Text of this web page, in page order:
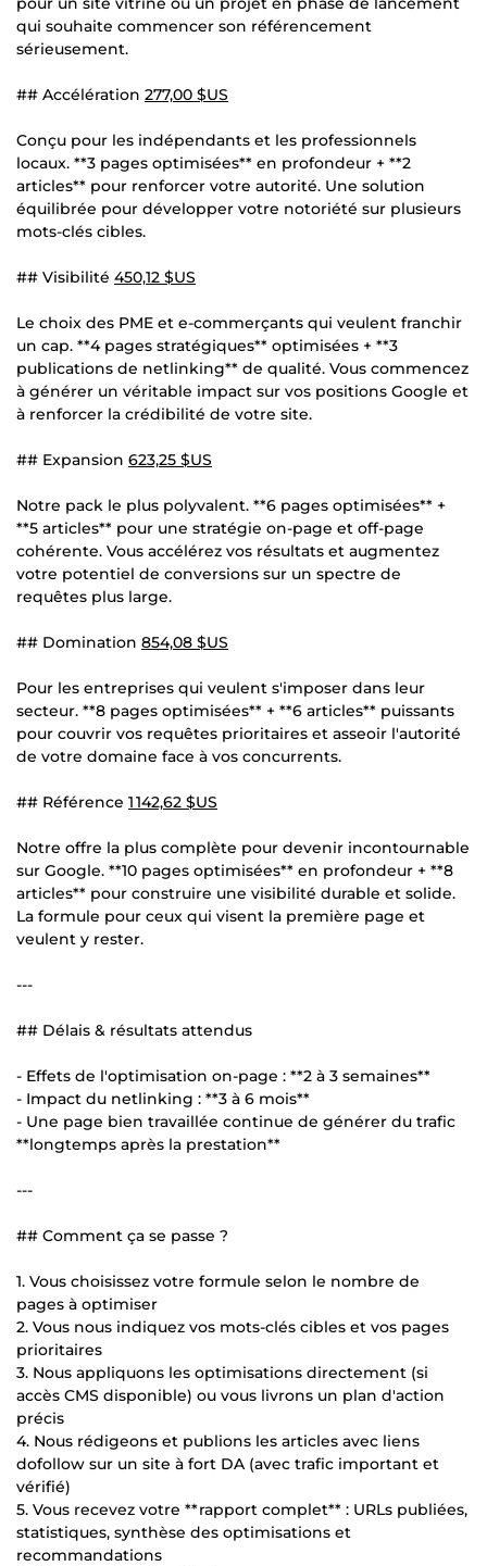
qui souhaite commencer son référencement
sérieusement.
## Accélération 277,00 $US
Conçu pour les indépendants et les professionnels
locaux. **3 pages optimisées** en profondeur + **2
articles** pour renforcer votre autorité. Une solution
équilibrée pour développer votre notoriété sur plusieurs
mots-clés cibles.
## Visibilité 450,12 $US
Le choix des PME et e-commerçants qui veulent franchir
un cap. **4 pages stratégiques** optimisées + **3
publications de netlinking** de qualité. Vous commencez
à générer un véritable impact sur vos positions Google et
à renforcer la crédibilité de votre site.
## Expansion 623,25 $US
Notre pack le plus polyvalent. **6 pages optimisées** +
**5 articles** pour une stratégie on-page et off-page
cohérente. Vous accélérez vos résultats et augmentez
votre potentiel de conversions sur un spectre de
requêtes plus large.
## Domination 854,08 $US
Pour les entreprises qui veulent s'imposer dans leur
secteur. **8 pages optimisées** + **6 articles** puissants
pour couvrir vos requêtes prioritaires et asseoir l'autorité
de votre domaine face à vos concurrents.
## Référence 1 142,62 $US
Notre offre la plus complète pour devenir incontournable
sur Google. **10 pages optimisées** en profondeur + **8
articles** pour construire une visibilité durable et solide.
La formule pour ceux qui visent la première page et
veulent y rester.
---
## Délais & résultats attendus
- Effets de l'optimisation on-page : **2 à 3 semaines**
- Impact du netlinking : **3 à 6 mois**
- Une page bien travaillée continue de générer du trafic
**longtemps après la prestation**
---
## Comment ça se passe ?
1. Vous choisissez votre formule selon le nombre de
pages à optimiser
2. Vous nous indiquez vos mots-clés cibles et vos pages
prioritaires
3. Nous appliquons les optimisations directement (si
accès CMS disponible) ou vous livrons un plan d'action
précis
4. Nous rédigeons et publions les articles avec liens
dofollow sur un site à fort DA (avec trafic important et
vérifié)
5. Vous recevez votre **rapport complet** : URLs publiées,
statistiques, synthèse des optimisations et
recommandations